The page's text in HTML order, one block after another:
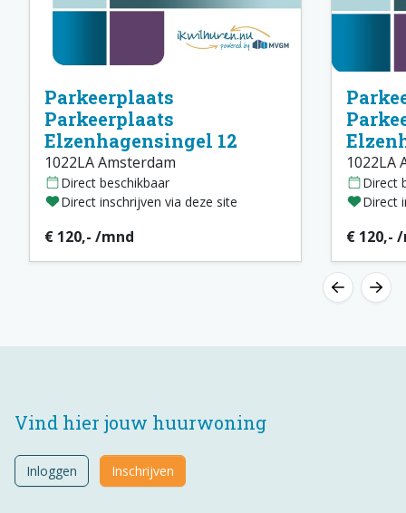
Parkeerplaats
Parkeerplaats
Elzenhagensingel 12
1022LA Amsterdam
Direct beschikbaar
Direct inschrijven via deze site
€ 120,- /mnd
1022LA
Direct
Direct
€ 120,-
Vind hier jouw huurwoning
Inloggen Inschrijven